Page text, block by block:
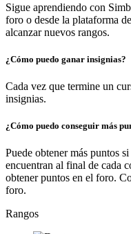
Sigue aprendiendo con
foro o desde la plataforma
alcanzar nuevos rangos.
¿Cómo puedo ganar insignias?
Cada vez que termine un
insignias.
¿Cómo puedo conseguir más
Puede obtener más puntos
encuentran al final de cada
obtener puntos en el foro.
foro.
Rangos